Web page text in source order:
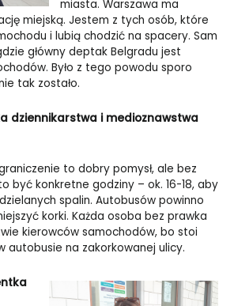
miasta. Warszawa ma
miejską. Jestem z tych osób, które
i lubią chodzić na spacery. Sam
główny deptak Belgradu jest
Było z tego powodu sporo
tak zostało.
dziennikarstwa i medioznawstwa
to dobry pomysł, ale bez
być konkretne godziny – ok. 16-18, aby
spalin. Autobusów powinno
korki. Każda osoba bez prawka
kierowców samochodów, bo stoi
autobusie na zakorkowanej ulicy.